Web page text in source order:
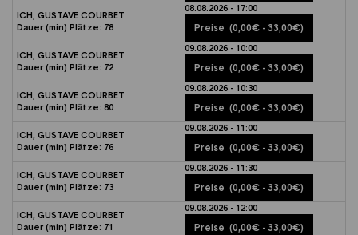
ICH, GUSTAVE COURBET
Dauer (min) Plätze: 78
08.08.2026 - 17:00
Preise (0,00€ - 33,00€)
ICH, GUSTAVE COURBET
Dauer (min) Plätze: 72
09.08.2026 - 10:00
Preise (0,00€ - 33,00€)
ICH, GUSTAVE COURBET
Dauer (min) Plätze: 80
09.08.2026 - 10:30
Preise (0,00€ - 33,00€)
ICH, GUSTAVE COURBET
Dauer (min) Plätze: 76
09.08.2026 - 11:00
Preise (0,00€ - 33,00€)
ICH, GUSTAVE COURBET
Dauer (min) Plätze: 73
09.08.2026 - 11:30
Preise (0,00€ - 33,00€)
ICH, GUSTAVE COURBET
Dauer (min) Plätze: 71
09.08.2026 - 12:00
Preise (0,00€ - 33,00€)